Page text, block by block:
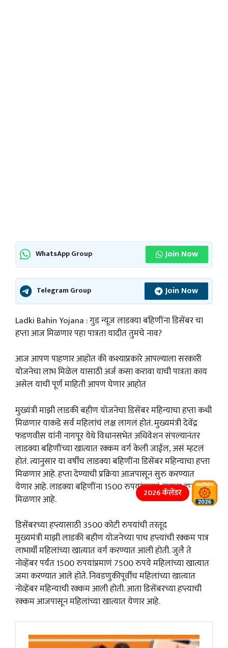
WhatsApp Group Join Now
Telegram Group Join Now
Ladki Bahin Yojana : गुड न्यूज लाडक्या बहिणींना डिसेंबर चा
हप्ता आज मिळणार पहा पात्रता यादीत तुमचे नाव?
आज आपण पाहणार आहोत की कश्याप्रकारे आपल्याला सरकारी
योजनेचा लाभ मिळेल यासाठी अर्ज कसा करावा याची पात्रता काय
असेल याची पूर्ण माहिती आपण घेणार आहोत
मुख्यंत्री माझी लाडकी बहीण योजनेचा डिसेंबर महिन्याचा हप्ता कधी
मिळणार याकडे सर्व महिलांचं लक्ष लागलं होतं. मुख्यमंत्री देवेंद्र
फडणवीस यांनी नागपूर येथे विधानसभेत अधिवेशन संपल्यानंतर
लाडक्या बहिणींच्या खात्यात रक्कम वर्ग केली जाईल, असं म्हटलं
होतं. त्यानुसार या वर्षीच लाडक्या बहिणींना डिसेंबर महिन्याचा हप्ता
मिळणार आहे. हप्ता देण्याची प्रक्रिया आजपासून सुरु करण्यात
येणार आहे. लाडक्या बहिणींना 1500 रुपयांप्रमाणं सहावा हप्ता
मिळणार आहे.
डिसेंबरच्या हप्त्यासाठी 3500 कोटी रुपयांची तरतूद
मुख्यमंत्री माझी लाडकी बहीण योजनेच्या पाच हप्त्यांची रक्कम पात्र
लाभार्थी महिलांच्या खात्यात वर्ग करण्यात आली होती. जुलै ते
नोव्हेंबर पर्यंत 1500 रुपयांप्रमाणं 7500 रुपये महिलांच्या खात्यात
जमा करण्यात आले होते. निवडणुकीपूर्वीच महिलांच्या खात्यात
नोव्हेंबर महिन्याची रक्कम आली होती. आता डिसेंबरच्या हप्त्याची
रक्कम आजपासून महिलांच्या खात्यात येणार आहे.
2026 कॅलेंडर